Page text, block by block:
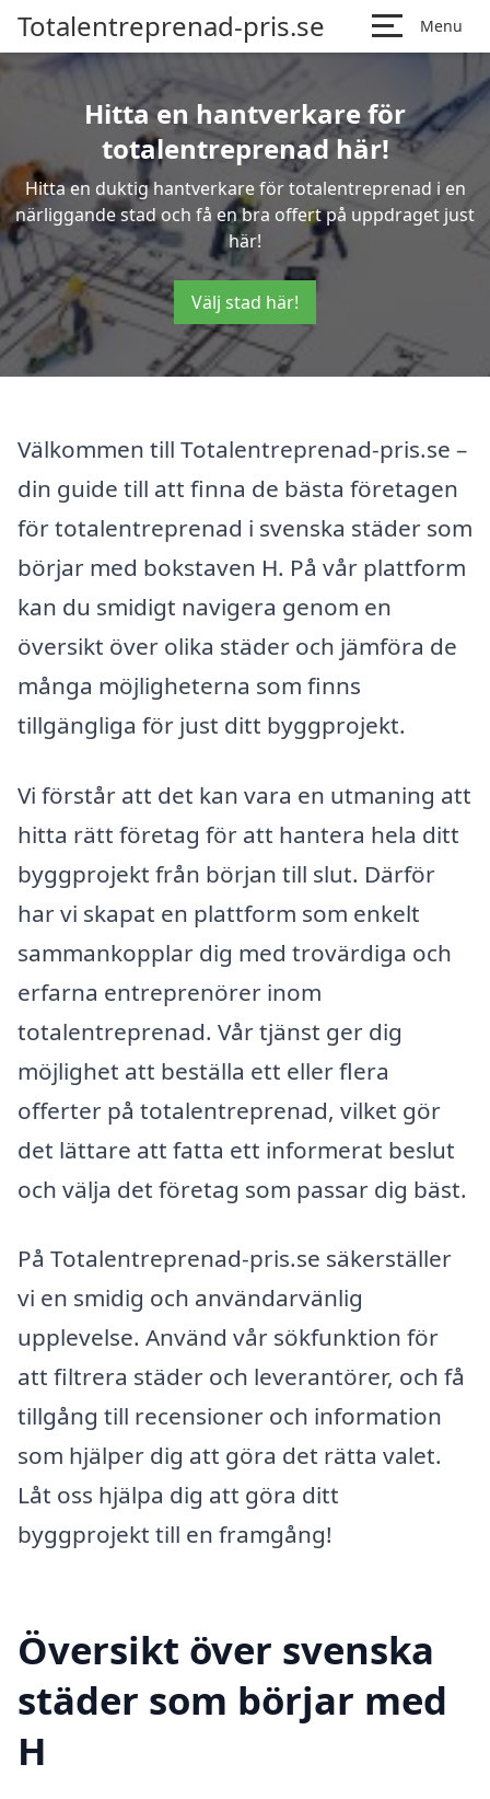
Totalentreprenad-pris.se Menu
Hitta en hantverkare för
totalentreprenad här!
Hitta en duktig hantverkare för totalentreprenad i en
närliggande stad och få en bra offert på uppdraget just
här!
Välj stad här!
Välkommen till Totalentreprenad-pris.se –
din guide till att finna de bästa företagen
för totalentreprenad i svenska städer som
börjar med bokstaven H. På vår plattform
kan du smidigt navigera genom en
översikt över olika städer och jämföra de
många möjligheterna som finns
tillgängliga för just ditt byggprojekt.
Vi förstår att det kan vara en utmaning att
hitta rätt företag för att hantera hela ditt
byggprojekt från början till slut. Därför
har vi skapat en plattform som enkelt
sammankopplar dig med trovärdiga och
erfarna entreprenörer inom
totalentreprenad. Vår tjänst ger dig
möjlighet att beställa ett eller flera
offerter på totalentreprenad, vilket gör
det lättare att fatta ett informerat beslut
och välja det företag som passar dig bäst.
På Totalentreprenad-pris.se säkerställer
vi en smidig och användarvänlig
upplevelse. Använd vår sökfunktion för
att filtrera städer och leverantörer, och få
tillgång till recensioner och information
som hjälper dig att göra det rätta valet.
Låt oss hjälpa dig att göra ditt
byggprojekt till en framgång!
Översikt över svenska
städer som börjar med
H